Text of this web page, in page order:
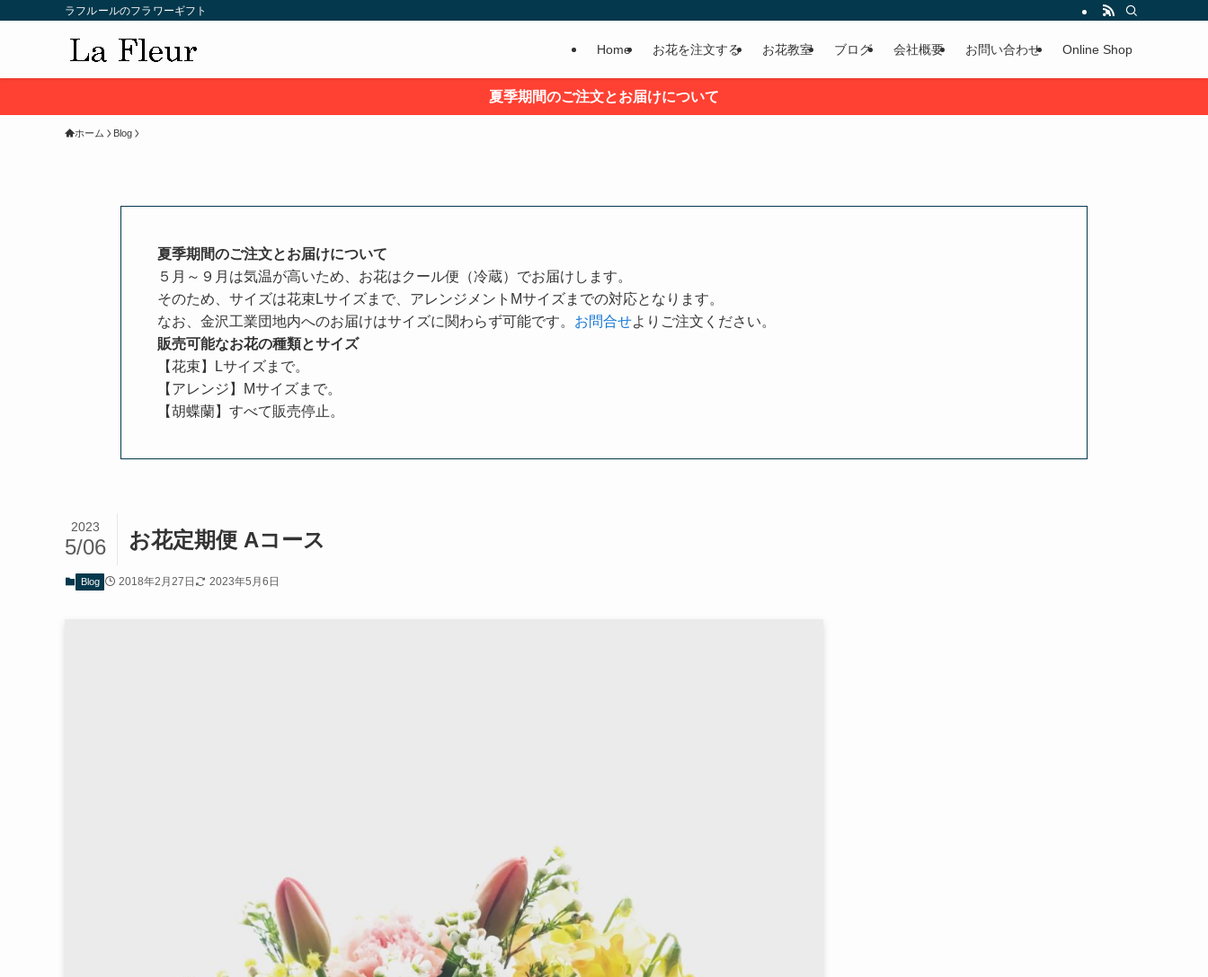
ラフルールのフラワーギフト
Home お花を注文する お花教室 ブログ 会社概要 お問い合わせ Online Shop
夏季期間のご注文とお届けについて
ホーム Blog
夏季期間のご注文とお届けについて
５月～９月は気温が高いため、お花はクール便（冷蔵）でお届けします。
そのため、サイズは花束Lサイズまで、アレンジメントMサイズまでの対応となります。
なお、金沢工業団地内へのお届けはサイズに関わらず可能です。 お問合せよりご注文ください。
販売可能なお花の種類とサイズ
【花束】Lサイズまで。
【アレンジ】Mサイズまで。
【胡蝶蘭】すべて販売停止。
お花定期便 Aコース
2023
5/06
Blog 2018年2月27日 2023年5月6日